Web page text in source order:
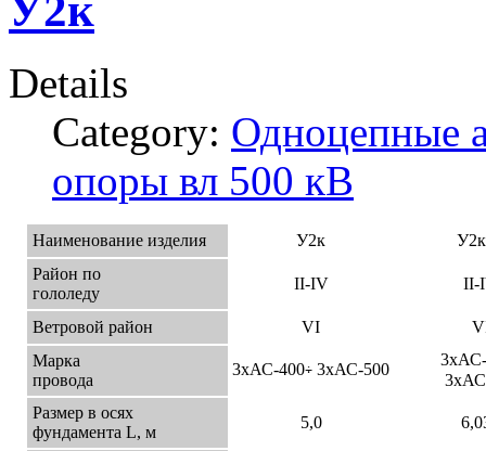
У2к
Details
Category: Одноцепные
опоры вл 500 кВ
Наименование изделия У2к
Район по
гололеду
II-IV II-
Ветровой район VI
Марка
провода
3хАС-400÷ 3хАС-500
Размер в осях
фундамента L, м
5,0